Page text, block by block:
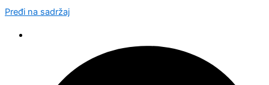
Pređi na sadržaj